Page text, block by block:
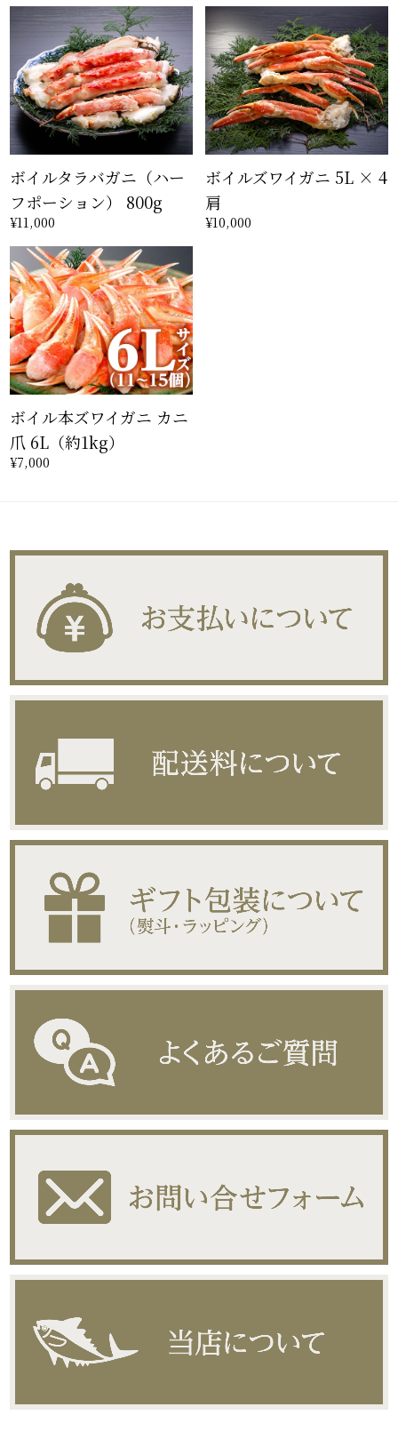
ボイルタラバガニ（ハー
フポーション） 800g
¥11,000
ボイルズワイガニ 5L × 4
肩
¥10,000
ボイル本ズワイガニ カニ
爪 6L（約1kg）
¥7,000